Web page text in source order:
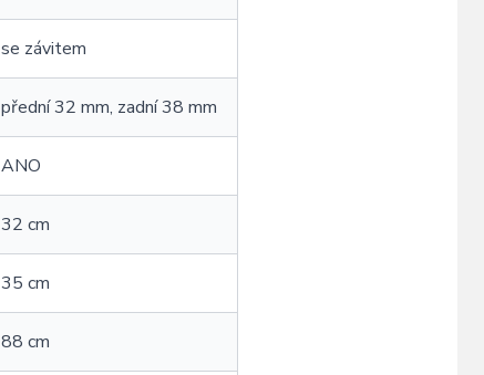
se závitem
přední 32 mm, zadní 38 mm
ANO
32 cm
35 cm
88 cm